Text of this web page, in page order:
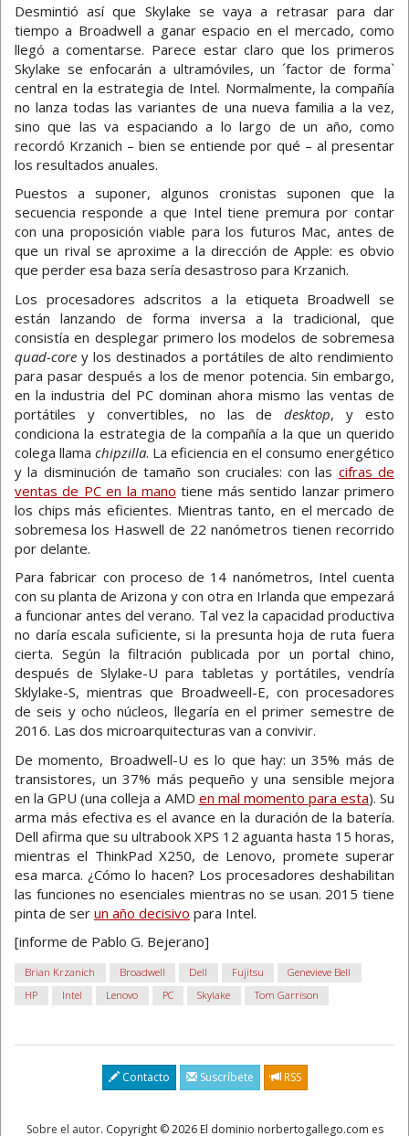
Desmintió así que Skylake se vaya a retrasar para dar
tiempo a Broadwell a ganar espacio en el mercado, como
llegó a comentarse. Parece estar claro que los primeros
Skylake se enfocarán a ultramóviles, un ´factor de forma`
central en la estrategia de Intel. Normalmente, la compañía
no lanza todas las variantes de una nueva familia a la vez,
sino que las va espaciando a lo largo de un año, como
recordó Krzanich – bien se entiende por qué – al presentar
los resultados anuales.
Puestos a suponer, algunos cronistas suponen que la
secuencia responde a que Intel tiene premura por contar
con una proposición viable para los futuros Mac, antes de
que un rival se aproxime a la dirección de Apple: es obvio
que perder esa baza sería desastroso para Krzanich.
Los procesadores adscritos a la etiqueta Broadwell se
están lanzando de forma inversa a la tradicional, que
consistía en desplegar primero los modelos de sobremesa
quad-core y los destinados a portátiles de alto rendimiento
para pasar después a los de menor potencia. Sin embargo,
en la industria del PC dominan ahora mismo las ventas de
portátiles y convertibles, no las dedesktop, y esto
condiciona la estrategia de la compañía a la que un querido
colega llama chipzilla. La eficiencia en el consumo energético
y la disminución de tamaño son cruciales: con las cifras de
ventas de PC en la mano tiene más sentido lanzar primero
los chips más eficientes. Mientras tanto, en el mercado de
sobremesa los Haswell de 22 nanómetros tienen recorrido
por delante.
Para fabricar con proceso de 14 nanómetros, Intel cuenta
con su planta de Arizona y con otra en Irlanda que empezará
a funcionar antes del verano. Tal vez la capacidad productiva
no daría escala suficiente, si la presunta hoja de ruta fuera
cierta. Según la filtración publicada por un portal chino,
después de Slylake-U para tabletas y portátiles, vendría
Sklylake-S, mientras que Broadweell-E, con procesadores
de seis y ocho núcleos, llegaría en el primer semestre de
2016. Las dos microarquitecturas van a convivir.
De momento, Broadwell-U es lo que hay: un 35% más de
transistores, un 37% más pequeño y una sensible mejora
en la GPU (una colleja a AMD en mal momento para esta). Su
arma más efectiva es el avance en la duración de la batería.
Dell afirma que su ultrabook XPS 12 aguanta hasta 15 horas,
mientras el ThinkPad X250, de Lenovo, promete superar
esa marca. ¿Cómo lo hacen? Los procesadores deshabilitan
las funciones no esenciales mientras no se usan. 2015 tiene
pinta de ser un año decisivo para Intel.
[informe de Pablo G. Bejerano]
Brian Krzanich Broadwell Dell Fujitsu
Genevieve Bell
HP
Intel Lenovo PC Skylake Tom Garrison
Contacto Suscríbete RSS
Sobre el autor. Copyright © 2026 El dominio norbertogallego.com es